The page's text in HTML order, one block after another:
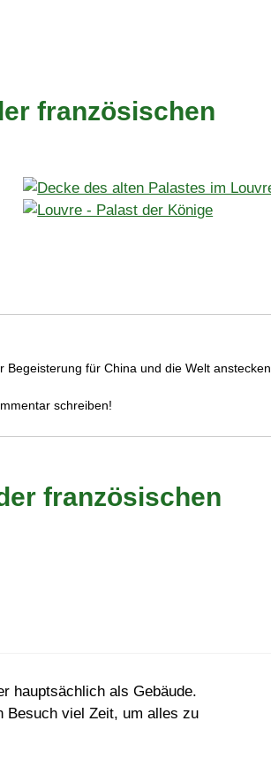
französischen
für China und die Welt anstecken
schreiben!
französischen
hauptsächlich als Gebäude.
Besuch viel Zeit, um alles zu